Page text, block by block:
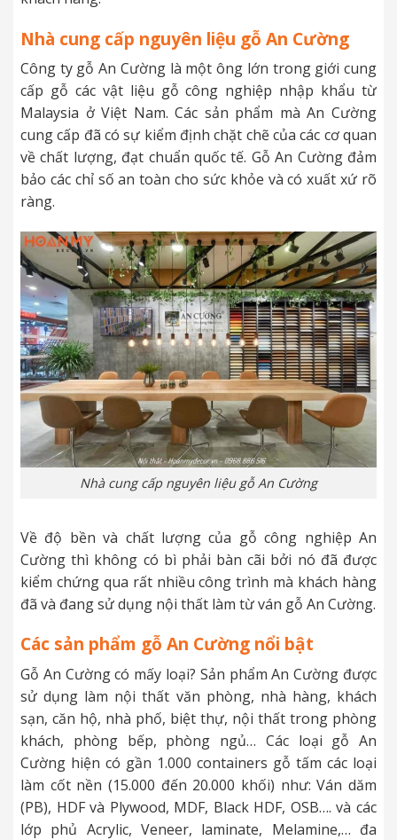
Nhà cung cấp nguyên liệu gỗ An Cường
Công ty gỗ An Cường là một ông lớn trong giới cung
cấp gỗ các vật liệu gỗ công nghiệp nhập khẩu từ
Malaysia ở Việt Nam. Các sản phẩm mà An Cường
cung cấp đã có sự kiểm định chặt chẽ của các cơ quan
về chất lượng, đạt chuẩn quốc tế. Gỗ An Cường đảm
bảo các chỉ số an toàn cho sức khỏe và có xuất xứ rõ
ràng.
Nhà cung cấp nguyên liệu gỗ An Cường
Về độ bền và chất lượng của gỗ công nghiệp An
Cường thì không có bì phải bàn cãi bởi nó đã được
kiểm chứng qua rất nhiều công trình mà khách hàng
đã và đang sử dụng nội thất làm từ ván gỗ An Cường.
Các sản phẩm gỗ An Cường nổi bật
Gỗ An Cường có mấy loại? Sản phẩm An Cường được
sử dụng làm nội thất văn phòng, nhà hàng, khách
sạn, căn hộ, nhà phố, biệt thự, nội thất trong phòng
khách, phòng bếp, phòng ngủ… Các loại gỗ An
Cường hiện có gần 1.000 containers gỗ tấm các loại
làm cốt nền (15.000 đến 20.000 khối) như: Ván dăm
(PB), HDF và Plywood, MDF, Black HDF, OSB…. và các
lớp phủ Acrylic, Veneer, laminate, Melamine,… đa